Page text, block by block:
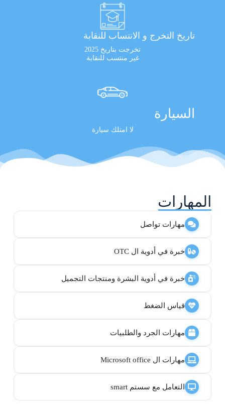
تاريخ التخرج و الانتساب للنقابة
تخرجت بتاريخ 2025
غير منتسب للنقابة
السيارة
لا امتلك سيارة
المهارات
مهارات تواصل
خبرة في أدوية ال OTC
خبرة في أدوية البشرة ومنتجات التجميل
قياس الضغط
مهارات الجرد والطلبيات
مهارات ال Microsoft office
التعامل مع سستم smart